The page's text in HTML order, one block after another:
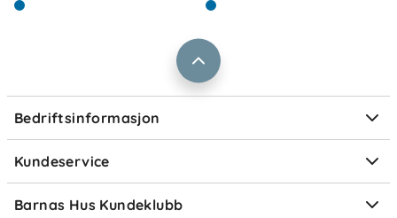
Bedriftsinformasjon
Størrelsesguider
Kundeservice
Ofte stilte spørsmål
Om Klarna
Barnas Hus Kundeklubb
Medlemsvilkår